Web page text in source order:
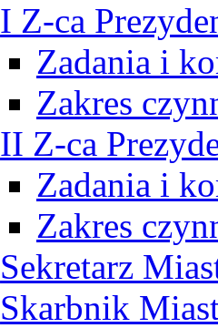
I Z-ca
Zadania i
Zakres
II Z-ca
Zadania i
Zakres
Sekretarz
Skarbnik